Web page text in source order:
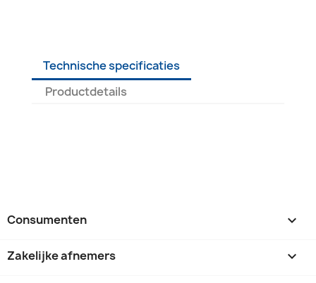
Technische specificaties
Productdetails
Consumenten 
Zakelijke afnemers 